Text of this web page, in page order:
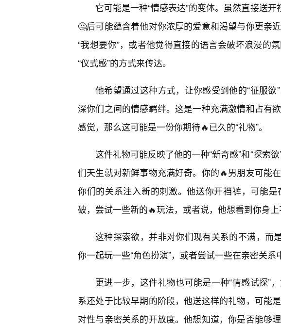
它可能是一种“情感表达”的变体。虽然直接送
🤔后可能蕴含着他对你浓厚的爱意和渴望与你更亲
“我想要你”，或者他觉得直接的语言会破坏浪漫的
“仪式感”的方式来传达。
他希望通过这种方式，让你感受到他的“征服
深你们之间的情感羁绊。这是一种充满激情和占有
感觉，那么这可能是一份你期待🔥已久的“礼物”。
这件礼物可能反映了他的一种“新奇感”和“探索
们天生就对新鲜事物充满好奇。你的🔥男朋友可能
你们的关系注入新的刺激。他送你开裆裤，可能
破，尝试一些新的🔥玩法，或者说，他想看到你身上
这种探索欲，并非对你们现有关系的不满，而
你一起玩一些“角色扮演”，或者尝试一些在亲密关系
更进一步，这件礼物也可能是一种“情感试探”
系还处于比较早期的阶段，他送这样的礼物，可能
对性与亲密关系的开放度。他想知道，你是否能够